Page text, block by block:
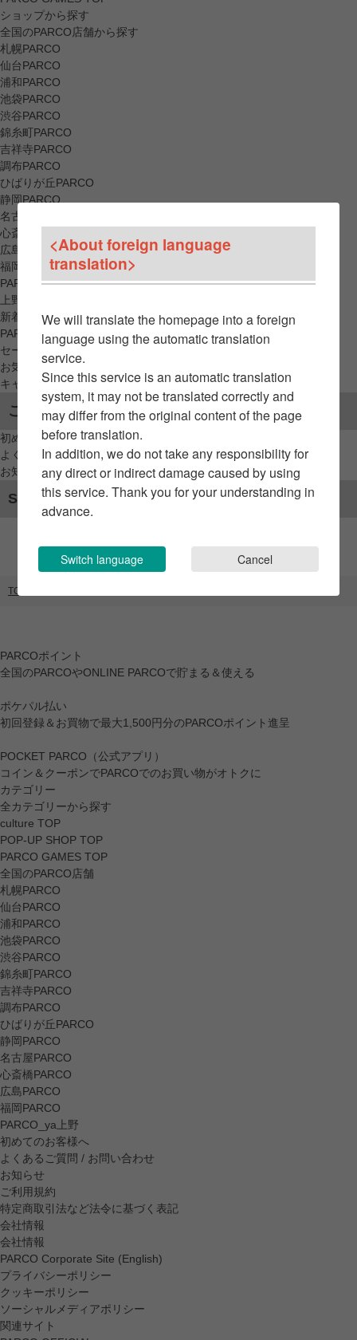
ショップから探す
全国のPARCO店舗から探す
札幌PARCO
仙台PARCO
浦和PARCO
池袋PARCO
渋谷PARCO
錦糸町PARCO
吉祥寺PARCO
調布PARCO
ひばりが丘PARCO
静岡PARCO
名古屋PARCO
心斎橋PARCO
広島PARCO
福岡PARCO
PARCO_ya
上野
新着アイテムから探す
PARCO限定アイテムから探す
セールアイテムから探す
お気に入りから探す
キャンペーン/クーポン対象から探す
ご利用案内
初めてのお客様へ
よくあるご質問 / お問い合わせ
お知らせ
SNSアカウント
TOP
PARCOポイント
全国のPARCOやONLINE PARCOで貯まる＆使える
ポケパル払い
初回登録＆お買物で最大1,500円分のPARCOポイント進呈
POCKET PARCO（公式アプリ）
コイン＆クーポンでPARCOでのお買い物がオトクに
カテゴリー
全カテゴリーから探す
culture TOP
POP-UP SHOP TOP
PARCO GAMES TOP
全国のPARCO店舗
札幌PARCO
仙台PARCO
浦和PARCO
池袋PARCO
渋谷PARCO
錦糸町PARCO
吉祥寺PARCO
調布PARCO
ひばりが丘PARCO
静岡PARCO
名古屋PARCO
心斎橋PARCO
広島PARCO
福岡PARCO
PARCO_ya上野
初めてのお客様へ
よくあるご質問 / お問い合わせ
お知らせ
ご利用規約
特定商取引法など法令に基づく表記
会社情報
会社情報
PARCO Corporate Site (English)
プライバシーポリシー
クッキーポリシー
ソーシャルメディアポリシー
関連サイト
<About foreign language
translation>
We will translate the homepage into a foreign
language using the automatic translation
service.
Since this service is an automatic translation
system, it may not be translated correctly and
may differ from the original content of the page
before translation.
In addition, we do not take any responsibility for
any direct or indirect damage caused by using
this service. Thank you for your understanding in
advance.
Switch language Cancel